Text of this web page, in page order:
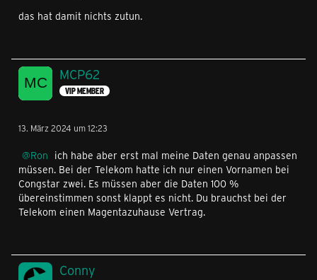
das hat damit nichts zutun.
MCP62
VIP MEMBER
13. März 2024 um 12:23
Ron ich habe aber erst mal meine Daten genau anpassen
müssen. Bei der Telekom hatte ich nur einen Vornamen bei
Congstar zwei. Es müssen aber die Daten 100 %
übereinstimmen sonst klappt es nicht. Du brauchst bei der
Telekom einen Magentazuhause Vertrag.
Conny